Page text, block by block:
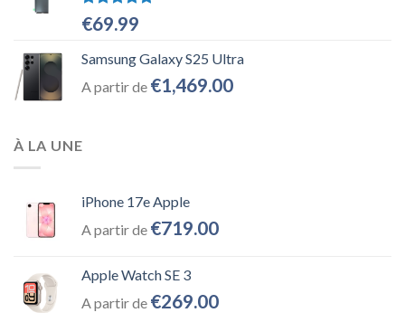
Note 5.00
sur 5
€69.99
Samsung Galaxy S25 Ultra
A partir de €1,469.00
À LA UNE
iPhone 17e Apple
A partir de €719.00
Apple Watch SE 3
A partir de €269.00